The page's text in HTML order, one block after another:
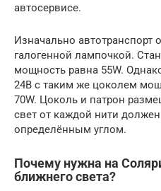
автосервисе.
Изначально автотранспорт
галогенной лампочкой.
мощность равна 55W.
24В с таким же цоколем
70W. Цоколь и патрон
свет от каждой нити
определённым углом.
Почему нужна на
ближнего света?